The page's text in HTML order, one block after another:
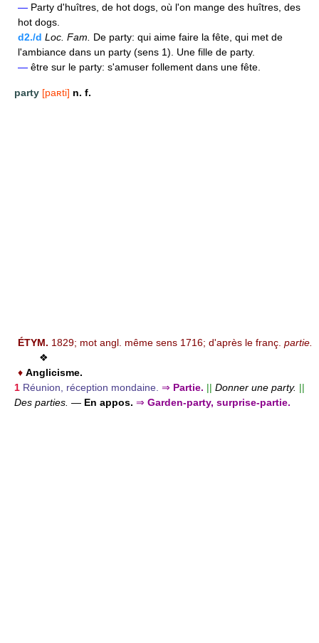
— Party d'huîtres, de hot dogs, où l'on mange des huîtres, des
hot dogs.
d2./d Loc. Fam.
De party: qui aime faire la fête, qui met de
l'ambiance dans un party (sens 1). Une fille de party.
— être sur le party: s'amuser follement dans une fête.
party [paʀti] n. f.
ÉTYM. 1829; mot angl. même sens 1716; d'après le franç. partie.
❖
♦ Anglicisme.
1 Réunion, réception mondaine. ⇒ Partie. || Donner une party. ||
Des parties. — En appos. ⇒ Garden-party, surprise-partie.